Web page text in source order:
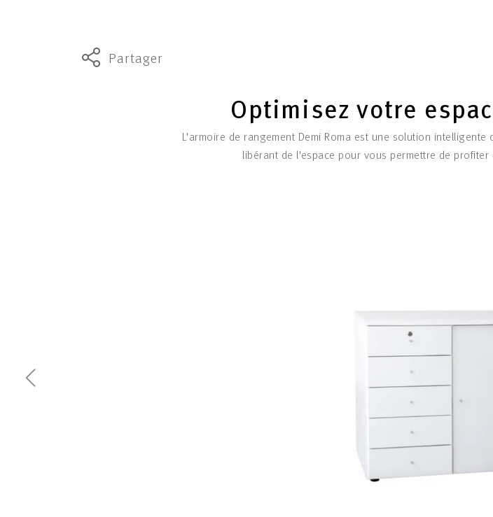
Partager
Optimisez votre
L'armoire de rangement Demi Roma est une solution
libérant de l'espace pour vous permettre de